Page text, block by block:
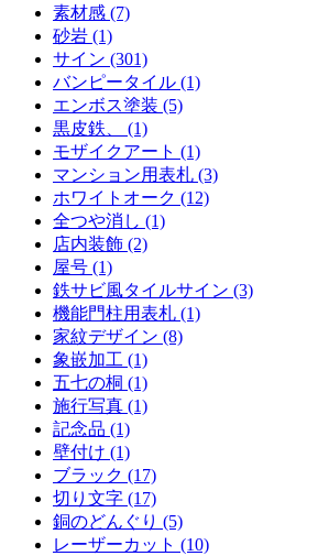
素材感 (7)
砂岩 (1)
サイン (301)
バンピータイル (1)
エンボス塗装 (5)
黒皮鉄、 (1)
モザイクアート (1)
マンション用表札 (3)
ホワイトオーク (12)
全つや消し (1)
店内装飾 (2)
屋号 (1)
鉄サビ風タイルサイン (3)
機能門柱用表札 (1)
家紋デザイン (8)
象嵌加工 (1)
五七の桐 (1)
施行写真 (1)
記念品 (1)
壁付け (1)
ブラック (17)
切り文字 (17)
銅のどんぐり (5)
レーザーカット (10)